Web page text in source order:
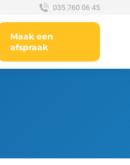
035 760 06 45
Maak een
afspraak